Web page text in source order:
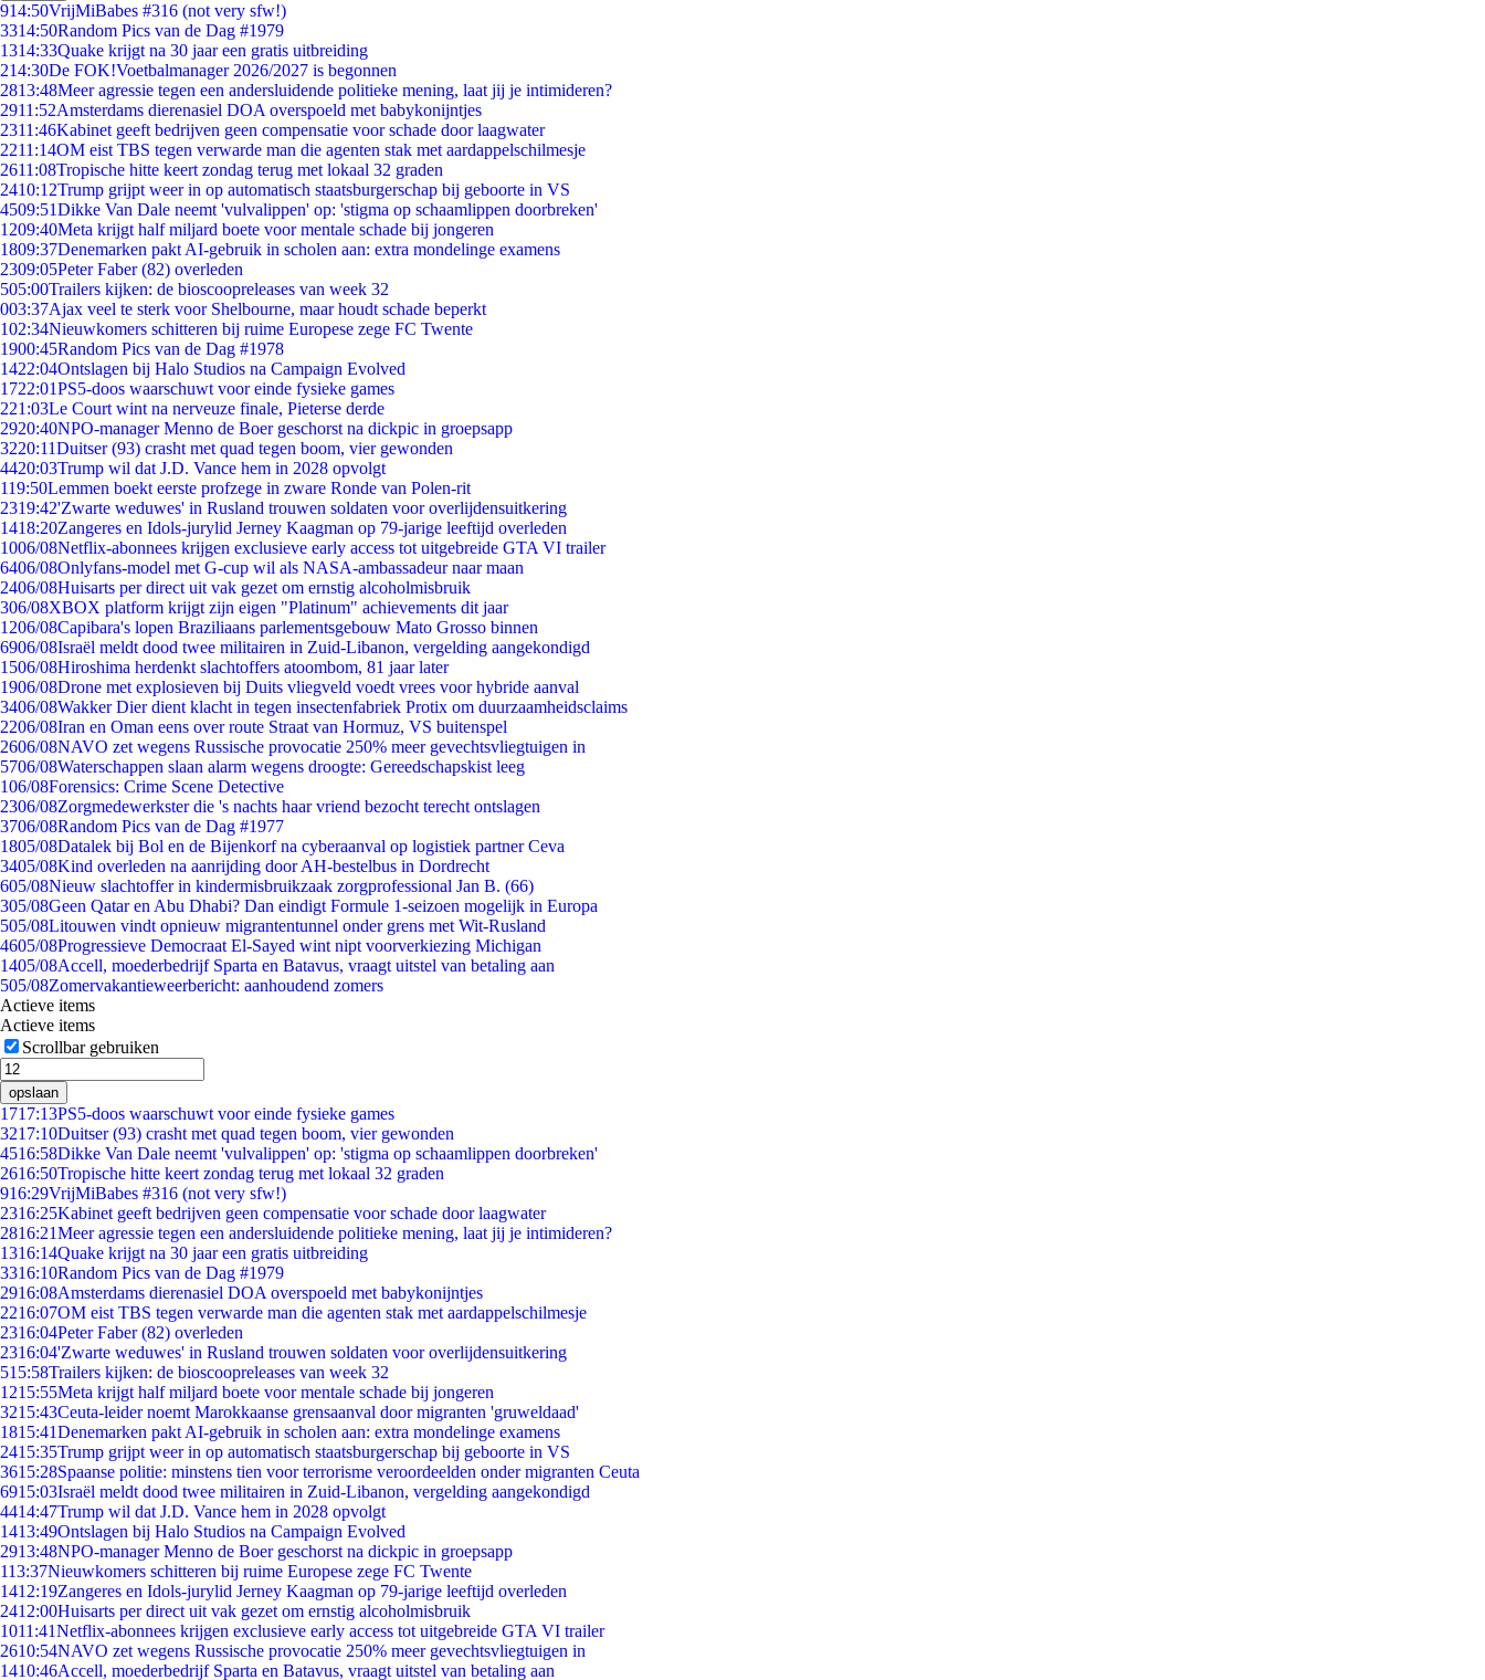
914:50VrijMiBabes #316 (not very sfw!)
3314:50Random Pics van de Dag #1979
1314:33Quake krijgt na 30 jaar een gratis uitbreiding
214:30De FOK!Voetbalmanager 2026/2027 is begonnen
2813:48Meer agressie tegen een andersluidende politieke mening, laat jij je intimideren?
2911:52Amsterdams dierenasiel DOA overspoeld met babykonijntjes
2311:46Kabinet geeft bedrijven geen compensatie voor schade door laagwater
2211:14OM eist TBS tegen verwarde man die agenten stak met aardappelschilmesje
2611:08Tropische hitte keert zondag terug met lokaal 32 graden
2410:12Trump grijpt weer in op automatisch staatsburgerschap bij geboorte in VS
4509:51Dikke Van Dale neemt 'vulvalippen' op: 'stigma op schaamlippen doorbreken'
1209:40Meta krijgt half miljard boete voor mentale schade bij jongeren
1809:37Denemarken pakt AI-gebruik in scholen aan: extra mondelinge examens
2309:05Peter Faber (82) overleden
505:00Trailers kijken: de bioscoopreleases van week 32
003:37Ajax veel te sterk voor Shelbourne, maar houdt schade beperkt
102:34Nieuwkomers schitteren bij ruime Europese zege FC Twente
1900:45Random Pics van de Dag #1978
1422:04Ontslagen bij Halo Studios na Campaign Evolved
1722:01PS5-doos waarschuwt voor einde fysieke games
221:03Le Court wint na nerveuze finale, Pieterse derde
2920:40NPO-manager Menno de Boer geschorst na dickpic in groepsapp
3220:11Duitser (93) crasht met quad tegen boom, vier gewonden
4420:03Trump wil dat J.D. Vance hem in 2028 opvolgt
119:50Lemmen boekt eerste profzege in zware Ronde van Polen-rit
2319:42'Zwarte weduwes' in Rusland trouwen soldaten voor overlijdensuitkering
1418:20Zangeres en Idols-jurylid Jerney Kaagman op 79-jarige leeftijd overleden
1006/08Netflix-abonnees krijgen exclusieve early access tot uitgebreide GTA VI trailer
6406/08Onlyfans-model met G-cup wil als NASA-ambassadeur naar maan
2406/08Huisarts per direct uit vak gezet om ernstig alcoholmisbruik
306/08XBOX platform krijgt zijn eigen "Platinum" achievements dit jaar
1206/08Capibara's lopen Braziliaans parlementsgebouw Mato Grosso binnen
6906/08Israël meldt dood twee militairen in Zuid-Libanon, vergelding aangekondigd
1506/08Hiroshima herdenkt slachtoffers atoombom, 81 jaar later
1906/08Drone met explosieven bij Duits vliegveld voedt vrees voor hybride aanval
3406/08Wakker Dier dient klacht in tegen insectenfabriek Protix om duurzaamheidsclaims
2206/08Iran en Oman eens over route Straat van Hormuz, VS buitenspel
2606/08NAVO zet wegens Russische provocatie 250% meer gevechtsvliegtuigen in
5706/08Waterschappen slaan alarm wegens droogte: Gereedschapskist leeg
106/08Forensics: Crime Scene Detective
2306/08Zorgmedewerkster die 's nachts haar vriend bezocht terecht ontslagen
3706/08Random Pics van de Dag #1977
1805/08Datalek bij Bol en de Bijenkorf na cyberaanval op logistiek partner Ceva
3405/08Kind overleden na aanrijding door AH-bestelbus in Dordrecht
605/08Nieuw slachtoffer in kindermisbruikzaak zorgprofessional Jan B. (66)
305/08Geen Qatar en Abu Dhabi? Dan eindigt Formule 1-seizoen mogelijk in Europa
505/08Litouwen vindt opnieuw migrantentunnel onder grens met Wit-Rusland
4605/08Progressieve Democraat El-Sayed wint nipt voorverkiezing Michigan
1405/08Accell, moederbedrijf Sparta en Batavus, vraagt uitstel van betaling aan
505/08Zomervakantieweerbericht: aanhoudend zomers
Actieve items
Actieve items
Scrollbar gebruiken
opslaan
1717:13PS5-doos waarschuwt voor einde fysieke games
3217:10Duitser (93) crasht met quad tegen boom, vier gewonden
4516:58Dikke Van Dale neemt 'vulvalippen' op: 'stigma op schaamlippen doorbreken'
2616:50Tropische hitte keert zondag terug met lokaal 32 graden
916:29VrijMiBabes #316 (not very sfw!)
2316:25Kabinet geeft bedrijven geen compensatie voor schade door laagwater
2816:21Meer agressie tegen een andersluidende politieke mening, laat jij je intimideren?
1316:14Quake krijgt na 30 jaar een gratis uitbreiding
3316:10Random Pics van de Dag #1979
2916:08Amsterdams dierenasiel DOA overspoeld met babykonijntjes
2216:07OM eist TBS tegen verwarde man die agenten stak met aardappelschilmesje
2316:04Peter Faber (82) overleden
2316:04'Zwarte weduwes' in Rusland trouwen soldaten voor overlijdensuitkering
515:58Trailers kijken: de bioscoopreleases van week 32
1215:55Meta krijgt half miljard boete voor mentale schade bij jongeren
3215:43Ceuta-leider noemt Marokkaanse grensaanval door migranten 'gruweldaad'
1815:41Denemarken pakt AI-gebruik in scholen aan: extra mondelinge examens
2415:35Trump grijpt weer in op automatisch staatsburgerschap bij geboorte in VS
3615:28Spaanse politie: minstens tien voor terrorisme veroordeelden onder migranten Ceuta
6915:03Israël meldt dood twee militairen in Zuid-Libanon, vergelding aangekondigd
4414:47Trump wil dat J.D. Vance hem in 2028 opvolgt
1413:49Ontslagen bij Halo Studios na Campaign Evolved
2913:48NPO-manager Menno de Boer geschorst na dickpic in groepsapp
113:37Nieuwkomers schitteren bij ruime Europese zege FC Twente
1412:19Zangeres en Idols-jurylid Jerney Kaagman op 79-jarige leeftijd overleden
2412:00Huisarts per direct uit vak gezet om ernstig alcoholmisbruik
1011:41Netflix-abonnees krijgen exclusieve early access tot uitgebreide GTA VI trailer
2610:54NAVO zet wegens Russische provocatie 250% meer gevechtsvliegtuigen in
1410:46Accell, moederbedrijf Sparta en Batavus, vraagt uitstel van betaling aan